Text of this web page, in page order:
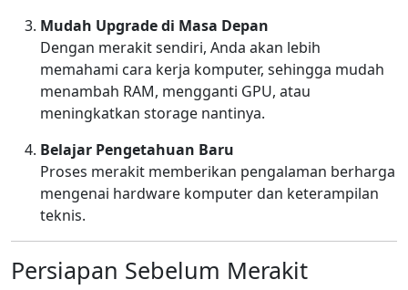
Mudah Upgrade di Masa Depan
Dengan merakit sendiri, Anda akan lebih
memahami cara kerja komputer, sehingga mudah
menambah RAM, mengganti GPU, atau
meningkatkan storage nantinya.
Belajar Pengetahuan Baru
Proses merakit memberikan pengalaman berharga
mengenai hardware komputer dan keterampilan
teknis.
Persiapan Sebelum Merakit